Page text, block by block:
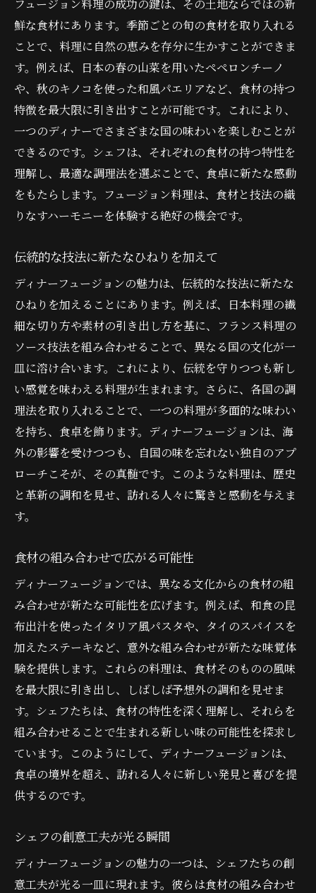
フュージョン料理の成功の鍵は、その土地ならではの新
鮮な食材にあります。季節ごとの旬の食材を取り入れる
ことで、料理に自然の恵みを存分に生かすことができま
す。例えば、日本の春の山菜を用いたペペロンチーノ
や、秋のキノコを使った和風パエリアなど、食材の持つ
特徴を最大限に引き出すことが可能です。これにより、
一つのディナーでさまざまな国の味わいを楽しむことが
できるのです。シェフは、それぞれの食材の持つ特性を
理解し、最適な調理法を選ぶことで、食卓に新たな感動
をもたらします。フュージョン料理は、食材と技法の織
りなすハーモニーを体験する絶好の機会です。
伝統的な技法に新たなひねりを加えて
ディナーフュージョンの魅力は、伝統的な技法に新たな
ひねりを加えることにあります。例えば、日本料理の繊
細な切り方や素材の引き出し方を基に、フランス料理の
ソース技法を組み合わせることで、異なる国の文化が一
皿に溶け合います。これにより、伝統を守りつつも新し
い感覚を味わえる料理が生まれます。さらに、各国の調
理法を取り入れることで、一つの料理が多面的な味わい
を持ち、食卓を飾ります。ディナーフュージョンは、海
外の影響を受けつつも、自国の味を忘れない独自のアプ
ローチこそが、その真髄です。このような料理は、歴史
と革新の調和を見せ、訪れる人々に驚きと感動を与えま
す。
食材の組み合わせで広がる可能性
ディナーフュージョンでは、異なる文化からの食材の組
み合わせが新たな可能性を広げます。例えば、和食の昆
布出汁を使ったイタリア風パスタや、タイのスパイスを
加えたステーキなど、意外な組み合わせが新たな味覚体
験を提供します。これらの料理は、食材そのものの風味
を最大限に引き出し、しばしば予想外の調和を見せま
す。シェフたちは、食材の特性を深く理解し、それらを
組み合わせることで生まれる新しい味の可能性を探求し
ています。このようにして、ディナーフュージョンは、
食卓の境界を超え、訪れる人々に新しい発見と喜びを提
供するのです。
シェフの創意工夫が光る瞬間
ディナーフュージョンの魅力の一つは、シェフたちの創
意工夫が光る一皿に現れます。彼らは食材の組み合わせ